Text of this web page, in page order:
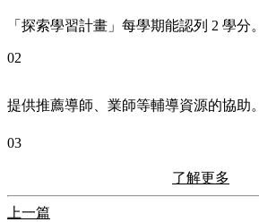
「探索學習計畫」每學期能認列 2 學分。
02
提供推薦導師、業師等輔導資源的協助。
03
了解更多
上一篇